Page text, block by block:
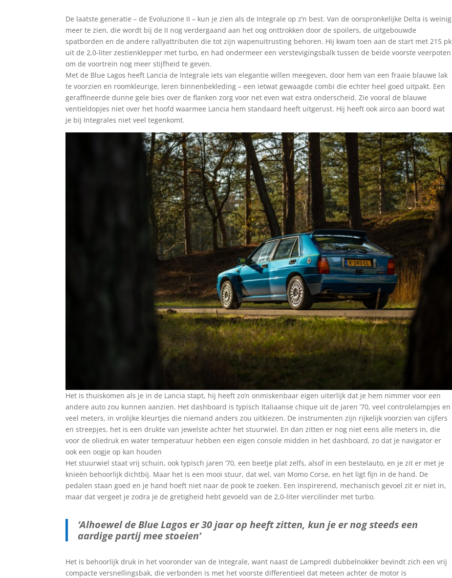
De laatste generatie – de Evoluzione II – kun je zien als de Integrale op z’n best. Van de oorspronkelijke Delta is weinig
meer te zien, die wordt bij de II nog verdergaand aan het oog onttrokken door de spoilers, de uitgebouwde
spatborden en de andere rallyattributen die tot zijn wapenuitrusting behoren. Hij kwam toen aan de start met 215 pk
uit de 2,0-liter zestienklepper met turbo, en had ondermeer een verstevigingsbalk tussen de beide voorste veerpoten
om de voortrein nog meer stijfheid te geven.
Met de Blue Lagos heeft Lancia de Integrale iets van elegantie willen meegeven, door hem van een fraaie blauwe lak
te voorzien en roomkleurige, leren binnenbekleding – een ietwat gewaagde combi die echter heel goed uitpakt. Een
geraffineerde dunne gele bies over de flanken zorg voor net even wat extra onderscheid. Zie vooral de blauwe
ventieldopjes niet over het hoofd waarmee Lancia hem standaard heeft uitgerust. Hij heeft ook airco aan boord wat
je bij Integrales niet veel tegenkomt.
Het is thuiskomen als je in de Lancia stapt, hij heeft zo’n onmiskenbaar eigen uiterlijk dat je hem nimmer voor een
andere auto zou kunnen aanzien. Het dashboard is typisch Italiaanse chique uit de jaren ’70, veel controlelampjes en
veel meters, in vrolijke kleurtjes die niemand anders zou uitkiezen. De instrumenten zijn rijkelijk voorzien van cijfers
en streepjes, het is een drukte van jewelste achter het stuurwiel. En dan zitten er nog niet eens alle meters in, die
voor de oliedruk en water temperatuur hebben een eigen console midden in het dashboard, zo dat je navigator er
ook een oogje op kan houden
Het stuurwiel staat vrij schuin, ook typisch jaren ’70, een beetje plat zelfs, alsof in een bestelauto, en je zit er met je
knieën behoorlijk dichtbij. Maar het is een mooi stuur, dat wel, van Momo Corse, en het ligt fijn in de hand. De
pedalen staan goed en je hand hoeft niet naar de pook te zoeken. Een inspirerend, mechanisch gevoel zit er niet in,
maar dat vergeet je zodra je de gretigheid hebt gevoeld van de 2,0-liter viercilinder met turbo.
‘Alhoewel de Blue Lagos er 30 jaar op heeft zitten, kun je er nog steeds een
aardige partij mee stoeien’
Het is behoorlijk druk in het vooronder van de Integrale, want naast de Lampredi dubbelnokker bevindt zich een vrij
compacte versnellingsbak, die verbonden is met het voorste differentieel dat meteen achter de motor is